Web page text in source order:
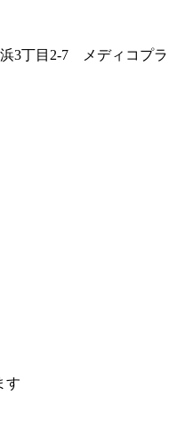
浜3丁目2-7 メディコプラ
す